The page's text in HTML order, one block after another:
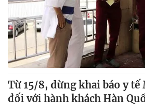
VTV Sức khoẻ Bất động
Thị trường 24h Tấm
VTV4 Vươn
VTV9 VTV8
Từ 15/8, dừng khai báo y tế
đối với hành khách Hàn